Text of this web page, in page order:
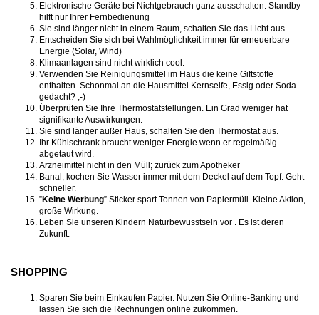
Elektronische Geräte bei Nichtgebrauch ganz ausschalten. Standby
hilft nur Ihrer Fernbedienung
Sie sind länger nicht in einem Raum, schalten Sie das Licht aus.
Entscheiden Sie sich bei Wahlmöglichkeit immer für erneuerbare
Energie (Solar, Wind)
Klimaanlagen sind nicht wirklich cool.
Verwenden Sie Reinigungsmittel im Haus die keine Giftstoffe
enthalten. Schonmal an die Hausmittel Kernseife, Essig oder Soda
gedacht? ;-)
Überprüfen Sie Ihre Thermostatstellungen. Ein Grad weniger hat
signifikante Auswirkungen.
Sie sind länger außer Haus, schalten Sie den Thermostat aus.
Ihr Kühlschrank braucht weniger Energie wenn er regelmäßig
abgetaut wird.
Arzneimittel nicht in den Müll; zurück zum Apotheker
Banal, kochen Sie Wasser immer mit dem Deckel auf dem Topf. Geht
schneller.
”Keine Werbung” Sticker spart Tonnen von Papiermüll. Kleine Aktion,
große Wirkung.
Leben Sie unseren Kindern Naturbewusstsein vor . Es ist deren
Zukunft.
SHOPPING
Sparen Sie beim Einkaufen Papier. Nutzen Sie Online-Banking und
lassen Sie sich die Rechnungen online zukommen.